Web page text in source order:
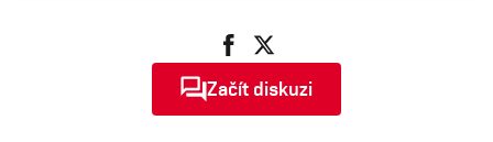
Začít diskuzi